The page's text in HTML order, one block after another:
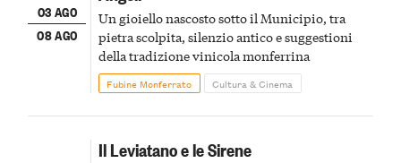
03 AGO
08 AGO
Un gioiello nascosto sotto il Municipio, tra
pietra scolpita, silenzio antico e suggestioni
della tradizione vinicola monferrina
Fubine Monferrato Cultura & Cinema
Il Leviatano e le Sirene